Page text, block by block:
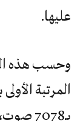
عليها.
وحسب هذه